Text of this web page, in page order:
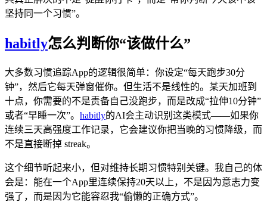
坚持同一个习惯”。
habitly怎么判断你“该做什么”
大多数习惯追踪App的逻辑很简单：你设定“每天跑步30分
钟”，然后它每天弹窗催你。但生活不是线性的。某天加班到
十点，你需要的不是责备自己没跑步，而是改成“拉伸10分钟”
或者“早睡一次”。 habitly的AI会主动识别这类模式——如果你
连续三天高强度工作记录，它会建议你把当晚的习惯降级，而
不是直接断掉 streak。
这个细节听起来小，但对维持长期习惯特别关键。我自己的体
会是：能在一个App里连续保持20天以上，不是因为意志力变
强了，而是因为它能容忍我“偷懒的正确方式”。